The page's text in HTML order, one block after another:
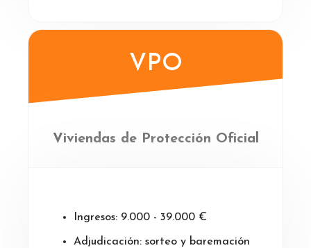
VPO
Viviendas de Protección Oficial
Ingresos: 9.000 - 39.000 €
Adjudicación: sorteo y baremación